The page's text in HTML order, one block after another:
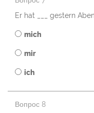
Er hat ___ gestern
mich
mir
ich
Вопрос 8